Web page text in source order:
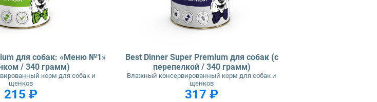
для собак: «Меню №1»
/ 340 грамм)
корм для собак и
щенков
215 ₽
Best Dinner Super Premium для собак (с
перепелкой / 340 грамм)
Влажный консервированный корм для собак и
щенков
317 ₽